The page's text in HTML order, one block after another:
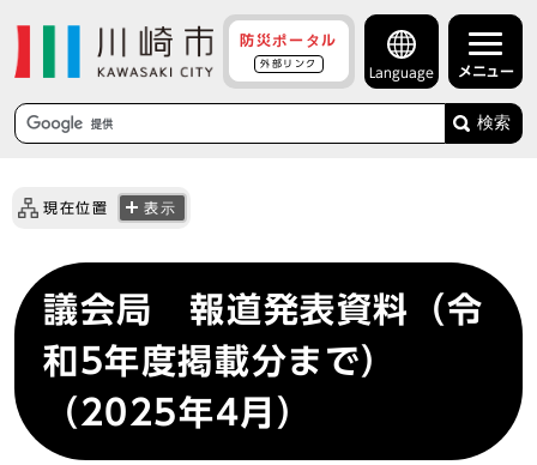
防災ポータル
外部リンク
Language メニュー
検索
現在位置 表示
議会局 報道発表資料（令
和5年度掲載分まで）
（2025年4月）